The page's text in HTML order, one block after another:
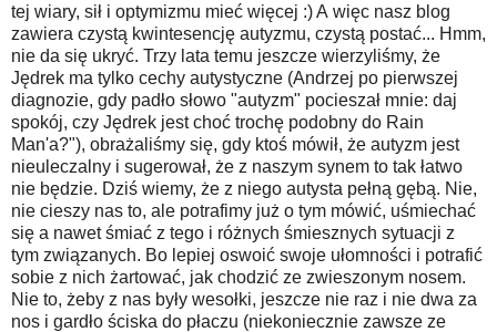
tej wiary, sił i optymizmu mieć więcej :) A więc nasz blog
zawiera czystą kwintesencję autyzmu, czystą postać... Hmm,
nie da się ukryć. Trzy lata temu jeszcze wierzyliśmy, że
Jędrek ma tylko cechy autystyczne (Andrzej po pierwszej
diagnozie, gdy padło słowo "autyzm" pocieszał mnie: daj
spokój, czy Jędrek jest choć trochę podobny do Rain
Man'a?"), obrażaliśmy się, gdy ktoś mówił, że autyzm jest
nieuleczalny i sugerował, że z naszym synem to tak łatwo
nie będzie. Dziś wiemy, że z niego autysta pełną gębą. Nie,
nie cieszy nas to, ale potrafimy już o tym mówić, uśmiechać
się a nawet śmiać z tego i różnych śmiesznych sytuacji z
tym związanych. Bo lepiej oswoić swoje ułomności i potrafić
sobie z nich żartować, jak chodzić ze zwieszonym nosem.
Nie to, żeby z nas były wesołki, jeszcze nie raz i nie dwa za
nos i gardło ściska do płaczu (niekoniecznie zawsze ze